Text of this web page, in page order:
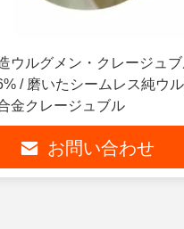
ウルグメン・クレージュ
/ 磨いたシームレス純ウ
金クレージュブル
お問い合わせ